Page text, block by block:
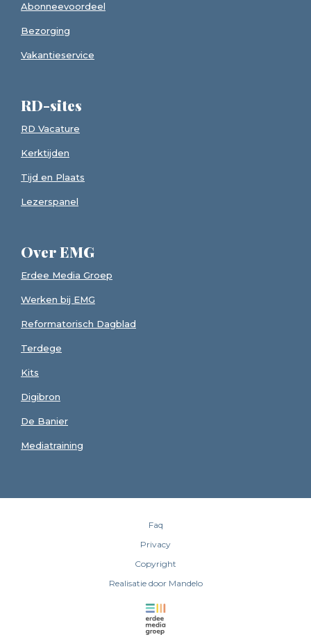
Abonneevoordeel
Bezorging
Vakantieservice
RD-sites
RD Vacature
Kerktijden
Tijd en Plaats
Lezerspanel
Over EMG
Erdee Media Groep
Werken bij EMG
Reformatorisch Dagblad
Terdege
Kits
Digibron
De Banier
Mediatraining
Faq
Privacy
Copyright
Realisatie door Mandelo